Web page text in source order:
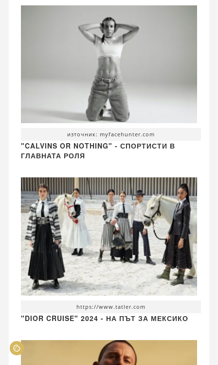
източник: myfacehunter.com
"CALVINS OR NOTHING" - СПОРТИСТИ В
ГЛАВНАТА РОЛЯ
https://www.tatler.com
"DIOR CRUISE" 2024 - НА ПЪТ ЗА МЕКСИКО